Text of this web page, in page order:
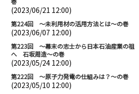
(2023/06/21 12:00)
第224回 ～未利用材の活用方法とは～の巻
(2023/06/07 12:00)
第223回 ～幕末の志士から日本石油産業の祖
へ 石坂周造～の巻
(2023/05/24 12:00)
第222回 ～原子力発電の仕組みは？～の巻
(2023/05/10 12:00)